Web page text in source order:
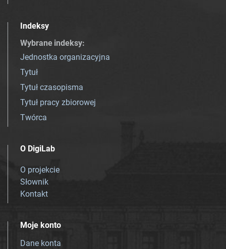
Indeksy
Wybrane indeksy:
Jednostka organizacyjna
Tytuł
Tytuł czasopisma
Tytuł pracy zbiorowej
Twórca
O DigiLab
O projekcie
Słownik
Kontakt
Moje konto
Dane konta